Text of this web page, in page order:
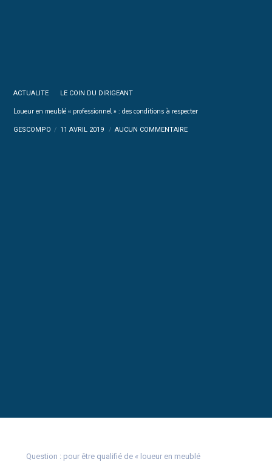
ACTUALITE LE COIN DU DIRIGEANT
Loueur en meublé « professionnel » : des conditions à respecter
GESCOMPO 11 AVRIL 2019 AUCUN COMMENTAIRE
Question : pour être qualifié de « loueur en meublé